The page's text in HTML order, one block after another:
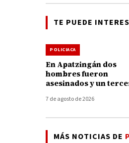
TE PUEDE
POLICIACA
En Apatzingán dos
hombres fueron
asesinados y un
durante la agresión
7 de agosto de 2026
MÁS NOTICIAS DE